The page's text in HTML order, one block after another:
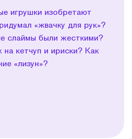
игрушки изобретают
«жвачку для рук»?
слаймы были жесткими?
кетчуп и ириски? Как
«лизун»?